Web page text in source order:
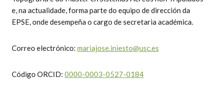
e, na actualidade, forma parte do equipo de dirección da
EPSE, onde desempeña o cargo de secretaria académica.
Correo electrónico: mariajose.iniesto@usc.es
Código ORCID: 0000-0003-0527-0184